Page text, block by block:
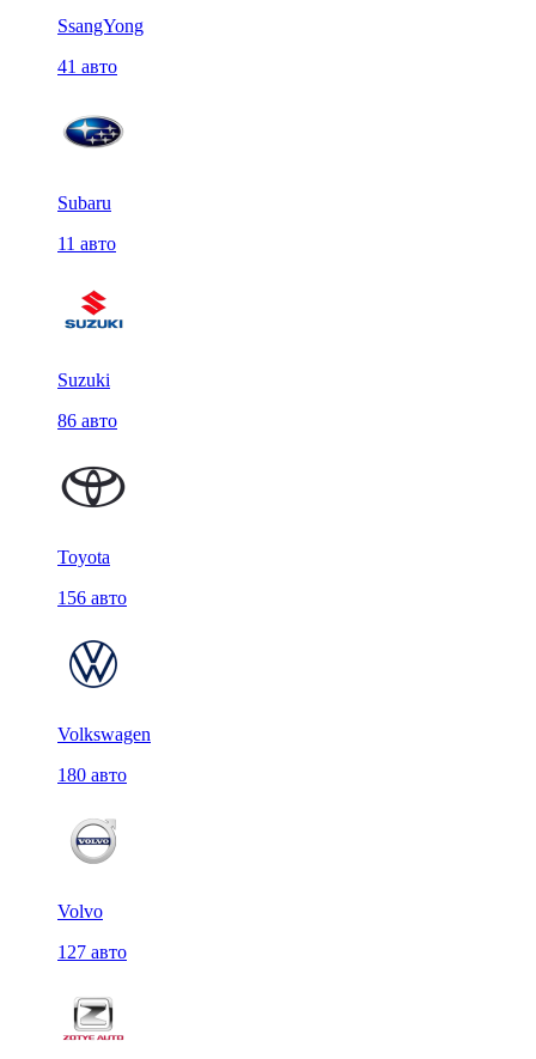
SsangYong
41 авто
Subaru
11 авто
Suzuki
86 авто
Toyota
156 авто
Volkswagen
180 авто
Volvo
127 авто